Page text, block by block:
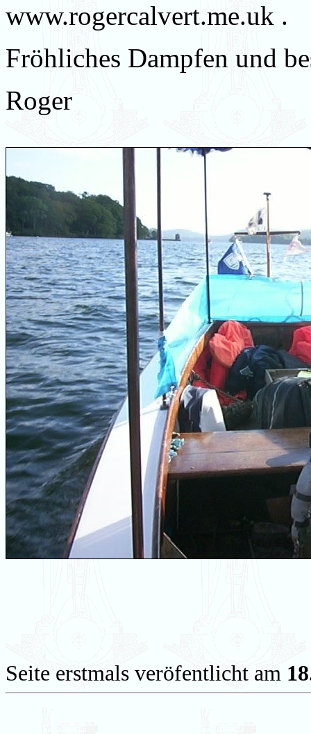
www.rogercalvert.me.uk .
Fröhliches Dampfen und
Roger
Seite erstmals veröfentlicht am